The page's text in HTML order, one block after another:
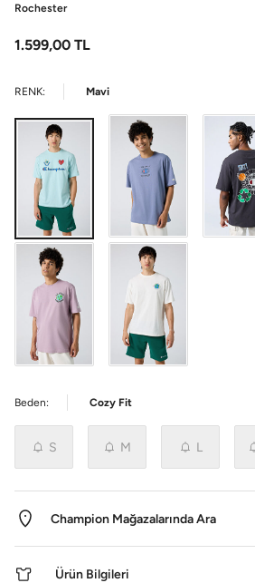
Rochester
1.599,00 TL
RENK: Mavi
Beden: Cozy Fit
S M L
Champion Mağazalarında Ara
Ürün Bilgileri